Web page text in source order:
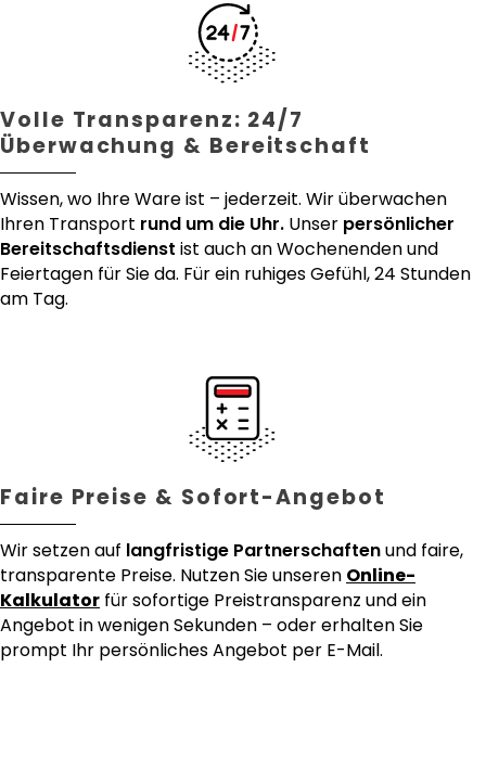
Volle Transparenz: 24/7
Überwachung & Bereitschaft
Wissen, wo Ihre Ware ist – jederzeit. Wir überwachen
Ihren Transport rund um die Uhr. Unser persönlicher
Bereitschaftsdienst ist auch an Wochenenden und
Feiertagen für Sie da. Für ein ruhiges Gefühl, 24 Stunden
am Tag.
Faire Preise & Sofort-Angebot
Wir setzen auf langfristige Partnerschaftenund faire,
transparente Preise. Nutzen Sie unseren Online-
Kalkulator für sofortige Preistransparenz und ein
Angebot in wenigen Sekunden – oder erhalten Sie
prompt Ihr persönliches Angebot per E-Mail.